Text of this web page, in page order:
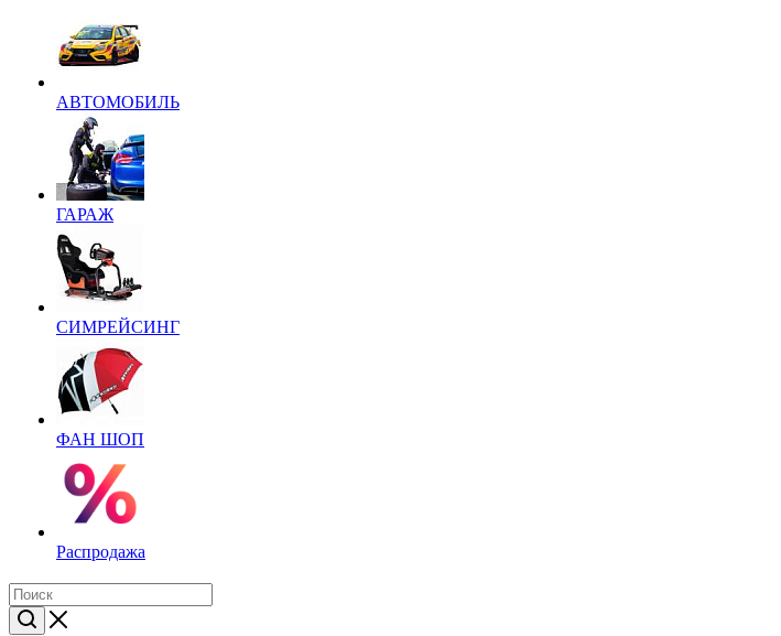
АВТОМОБИЛЬ
ГАРАЖ
СИМРЕЙСИНГ
ФАН ШОП
Распродажа